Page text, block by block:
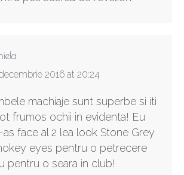
2016 at 20:24
machiaje sunt superbe si iti
frumos ochii in evidenta! Eu
as face al 2 lea look Stone Grey
eyes pentru o petrecere
pentru o seara in club!